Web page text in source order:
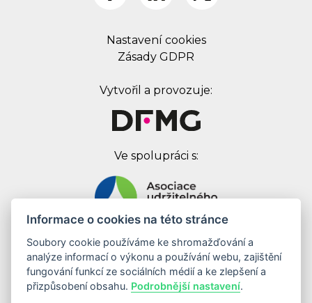
Nastavení cookies
Zásady GDPR
Vytvořil a provozuje:
Ve spolupráci s:
Digital First Marketing Group s.r.o.
Jankovcova 1037/49
170 00 Praha 7
IČ: 08262683
Informace o cookies na této stránce
Soubory cookie používáme ke shromažďování a
analýze informací o výkonu a používání webu, zajištění
fungování funkcí ze sociálních médií a ke zlepšení a
přizpůsobení obsahu. Podrobnější nastavení.